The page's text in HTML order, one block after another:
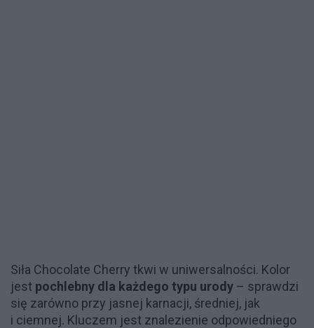
Siła Chocolate Cherry tkwi w uniwersalności. Kolor
jest pochlebny dla każdego typu urody – sprawdzi
się zarówno przy jasnej karnacji, średniej, jak
i ciemnej. Kluczem jest znalezienie odpowiedniego